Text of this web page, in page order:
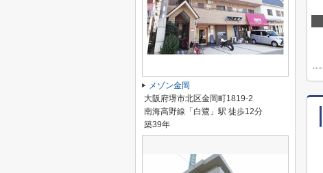
メゾン金岡
大阪府堺市北区金岡町1819-2
南海高野線「白鷺」駅 徒歩12分
築39年